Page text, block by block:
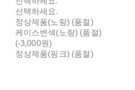
선택하세요.
정상제품(노랑) (품절)
케이스변색(노랑) (품절)
(-3,000원)
정상제품(핑크) (품절)